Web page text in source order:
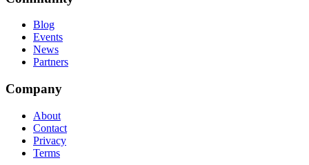
Blog
Events
News
Partners
Company
About
Contact
Privacy
Terms